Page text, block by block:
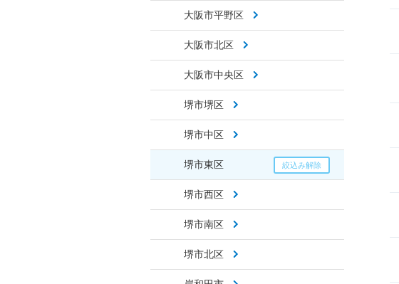
大阪市平野区
大阪市北区
大阪市中央区
堺市堺区
堺市中区
堺市東区
堺市西区
堺市南区
堺市北区